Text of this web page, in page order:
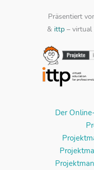
Präsentiert
& ittp– virtual
Der